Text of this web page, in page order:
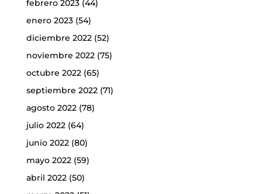
febrero 2023(44)
enero 2023(54)
diciembre 2022(52)
noviembre 2022(75)
octubre 2022(65)
septiembre 2022(71)
agosto 2022(78)
julio 2022(64)
junio 2022(80)
mayo 2022(59)
abril 2022(50)